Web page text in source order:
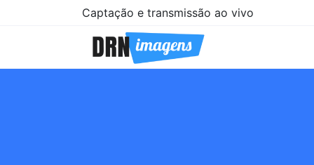
Captação e transmissão ao vivo